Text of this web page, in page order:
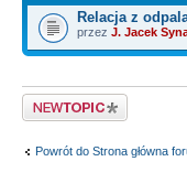
Relacja z
przez J. Jacek
Napisz wątek
Powrót do Strona główna